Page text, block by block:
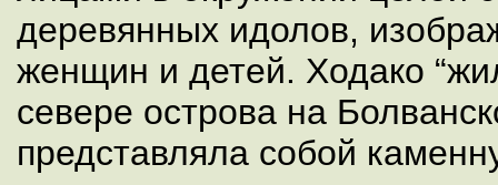
деревянных идолов,
женщин и детей. Ходако
севере острова на
представляла собой